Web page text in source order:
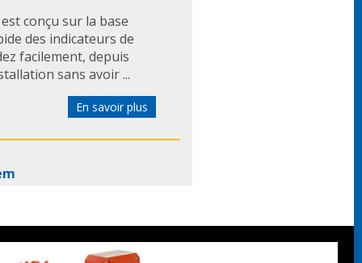
conçu sur la base
des indicateurs de
facilement, depuis
sans avoir ...
En savoir plus
affleurant dans les
encastrée. > 4 tailles
...